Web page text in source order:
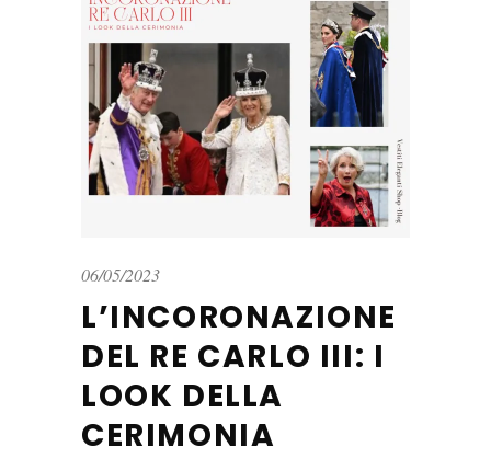
06/05/2023
L’INCORONAZIONE
DEL RE CARLO III: I
LOOK DELLA
CERIMONIA